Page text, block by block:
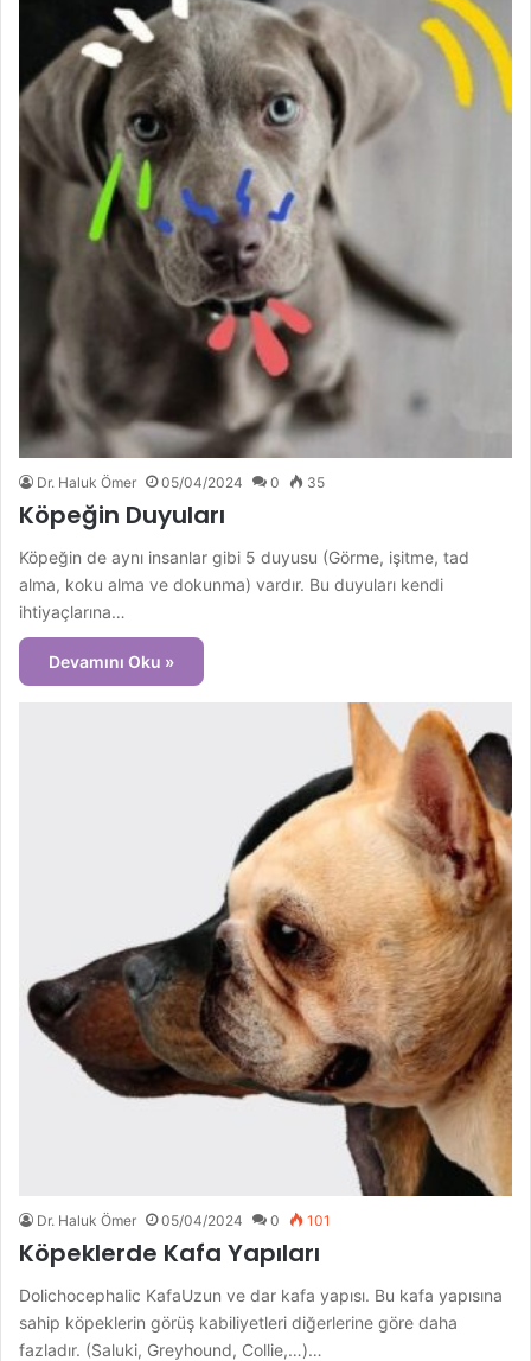
Dr. Haluk Ömer 05/04/2024 0 35
Köpeğin Duyuları
Köpeğin de aynı insanlar gibi 5 duyusu (Görme, işitme, tad
alma, koku alma ve dokunma) vardır. Bu duyuları kendi
ihtiyaçlarına…
Devamını Oku »
Dr. Haluk Ömer 05/04/2024 0 101
Köpeklerde Kafa Yapıları
Dolichocephalic KafaUzun ve dar kafa yapısı. Bu kafa yapısına
sahip köpeklerin görüş kabiliyetleri diğerlerine göre daha
fazladır. (Saluki, Greyhound, Collie,…)…